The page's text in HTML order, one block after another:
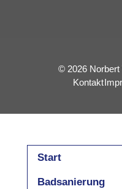
© 2026 Norbert
Kontakt
Start
Badsanierung